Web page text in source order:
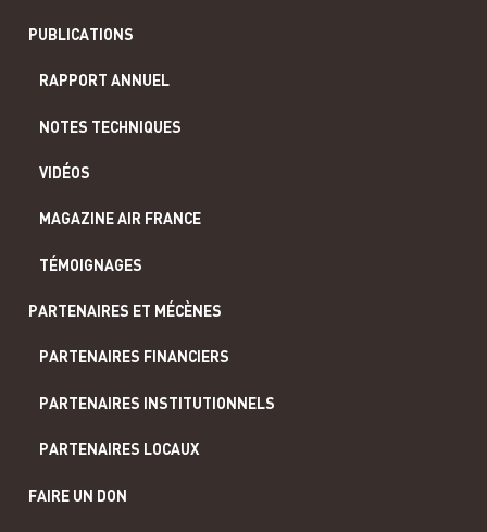
PUBLICATIONS
RAPPORT ANNUEL
NOTES TECHNIQUES
VIDÉOS
MAGAZINE AIR FRANCE
TÉMOIGNAGES
PARTENAIRES ET MÉCÈNES
PARTENAIRES FINANCIERS
PARTENAIRES INSTITUTIONNELS
PARTENAIRES LOCAUX
FAIRE UN DON